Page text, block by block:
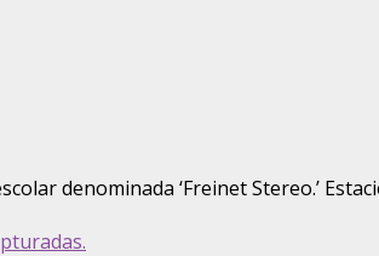
denominada ‘Freinet Stereo.’